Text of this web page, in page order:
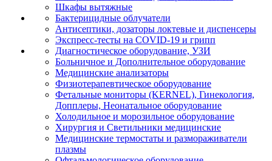
Шкафы вытяжные
Бактерицидные облучатели
Антисептики, дозаторы локтевые и диспенсеры
Экспресс-тесты на COVID-19 и грипп
Диагностическое оборудование, УЗИ
Больничное и Дополнительное оборудование
Медицинские анализаторы
Физиотерапевтическое оборудование
Фетальные мониторы (KERNEL), Гинекология,
Допплеры, Неонатальное оборудование
Холодильное и морозильное оборудование
Хирургия и Светильники медицинские
Медицинские термостаты и размораживатели
плазмы